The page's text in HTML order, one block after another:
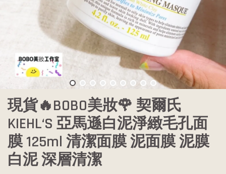
現貨🔥BOBO美妝🌹 契爾氏
KIEHL‘S 亞馬遜白泥淨緻毛孔面
膜 125ml 清潔面膜 泥面膜 泥膜
白泥 深層清潔